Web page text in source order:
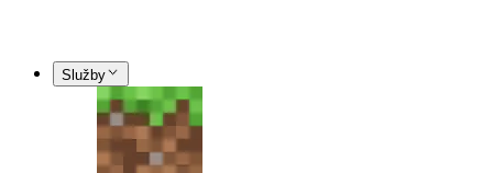
Služby